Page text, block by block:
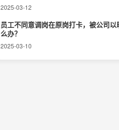
2025-03-12
员工不同意调岗在原岗打卡，被公司
么办？
2025-03-10